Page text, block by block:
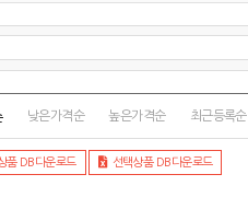
낮은가격순 높은가격순 최근등록순
품 DB다운로드 선택상품 DB다운로드